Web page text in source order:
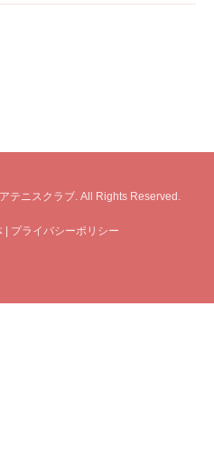
テニスクラブ. All Rights Reserved.
| プライバシーポリシー